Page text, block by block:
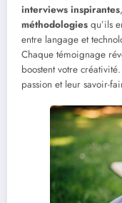
interviews inspirantes
méthodologies qu’ils
entre langage et
Chaque témoignage
boostent votre
passion et leur savoir-